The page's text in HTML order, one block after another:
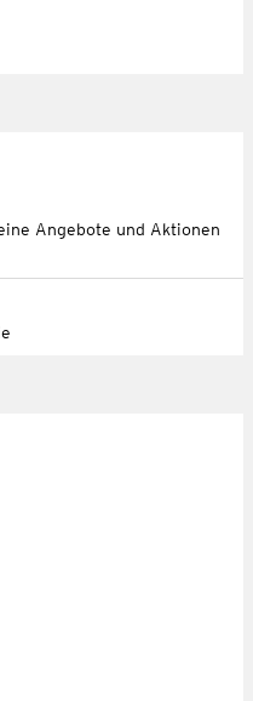
Angebote und Aktionen